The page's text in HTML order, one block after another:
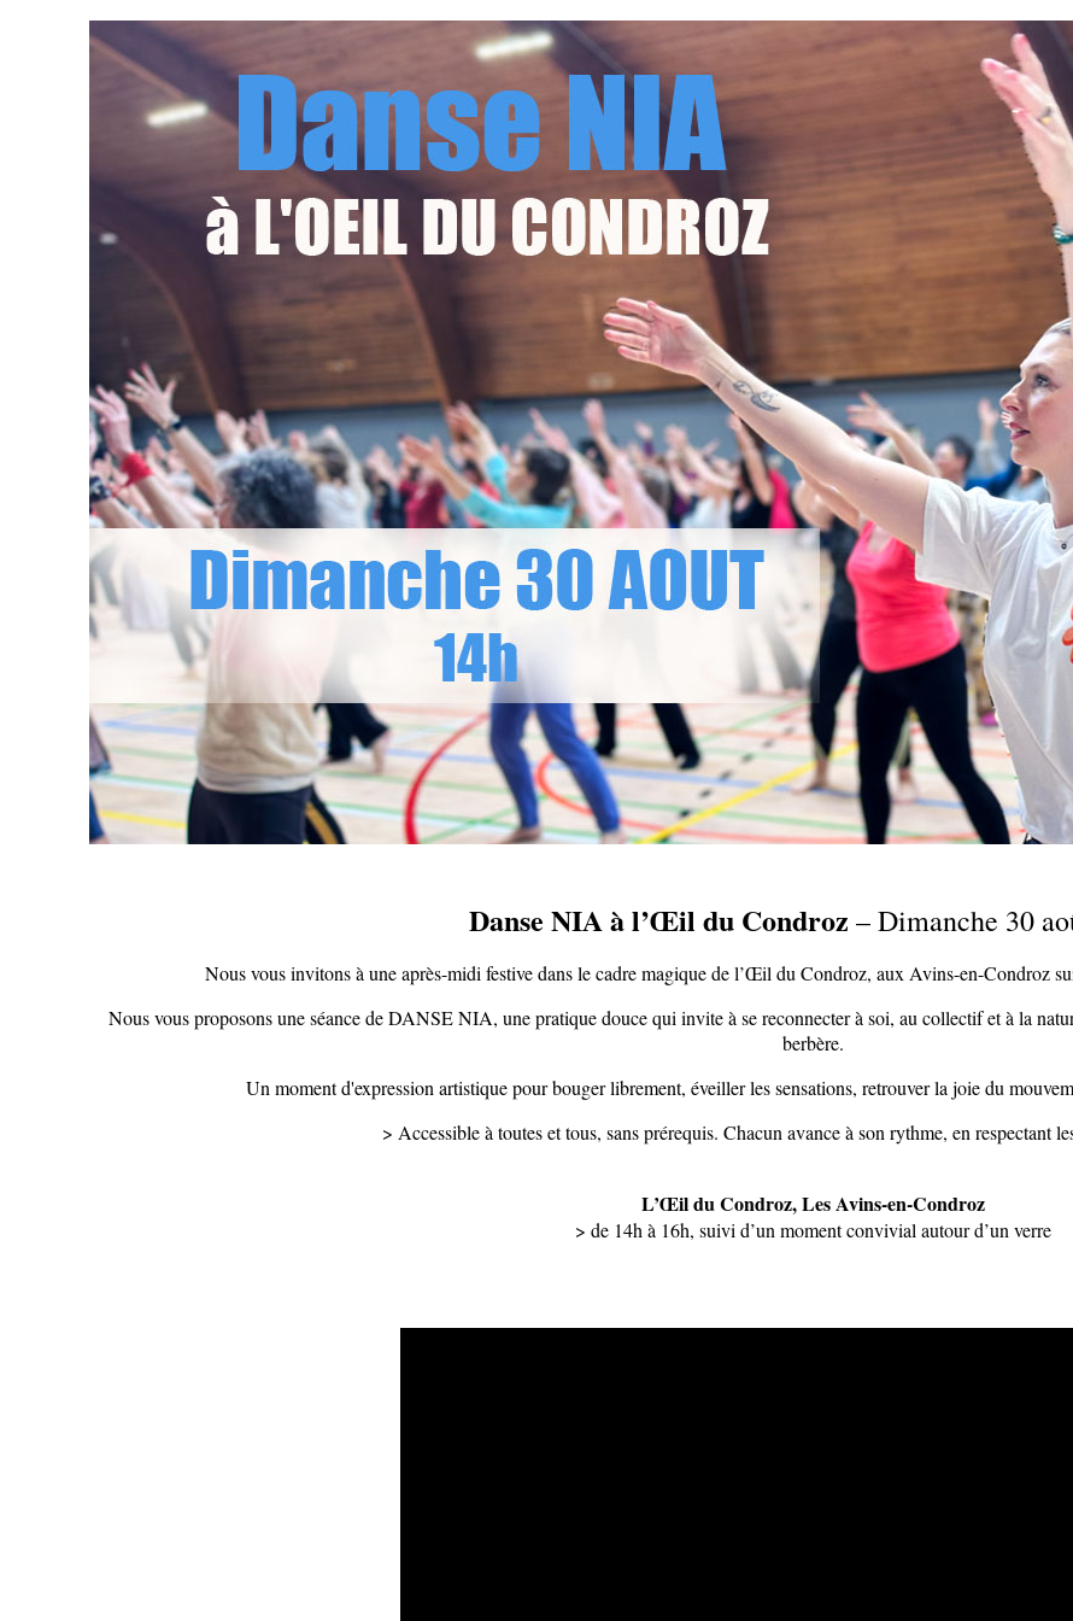
Danse NIA à l’Œil du Condroz – Dimanche 30
Nous vous invitons à une après-midi festive dans le cadre magique de l’Œil du Condroz, aux Avins-en-Condroz
Nous vous proposons une séance de DANSE NIA, une pratique douce qui invite à se reconnecter à soi, au collectif et à la
berbère.
Un moment d'expression artistique pour bouger librement, éveiller les sensations, retrouver la joie du
> Accessible à toutes et tous, sans prérequis. Chacun avance à son rythme, en respectant
L’Œil du Condroz, Les Avins-en-Condroz
> de 14h à 16h, suivi d’un moment convivial autour d’un verre